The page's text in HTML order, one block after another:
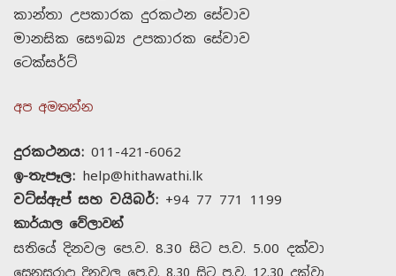
කාන්තා උපකාරක දුරකථන සේවාව
මානසික සෞඛ්‍ය උපකාරක සේවාව
ටෙක්සර්ට්
අප අමතන්න
දුරකථනය: 011-421-6062
ඉ-තැපෑල: help@hithawathi.lk
වට්ස්ඇප් සහ වයිබර්: +94 77 771 1199
කාර්යාල වේලාවන්
සතියේ දිනවල පෙ.ව. 8.30 සිට ප.ව. 5.00 දක්වා
සෙනසුරාදා දිනවල පෙ.ව. 8.30 සිට ප.ව. 12.30 දක්වා